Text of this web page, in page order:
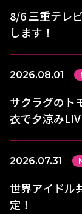
8/6 三重テレ
します！
2026.08.01
サクラグのト
衣で夕涼み
2026.07.31
世界アイドル
定！